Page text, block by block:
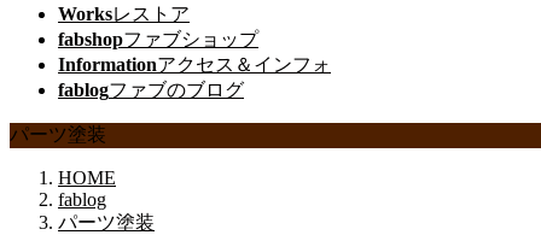
Worksレストア
fabshopファブショップ
Informationアクセス＆インフォ
fablogファブのブログ
パーツ塗装
HOME
fablog
パーツ塗装